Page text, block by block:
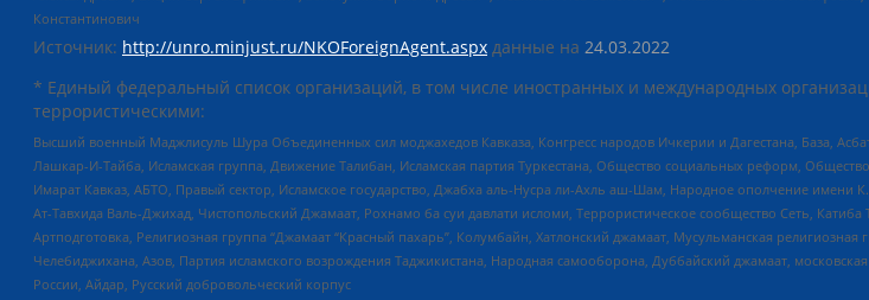
Константинович
Источник: http://unro.minjust.ru/NKOForeignAgent.aspx данные на 24.03.2022
* Единый федеральный список организаций, в том числе иностранных и международных
террористическими:
Высший военный Маджлисуль Шура Объединенных сил моджахедов Кавказа, Конгресс народов Ичкерии и Дагестана, База,
Лашкар-И-Тайба, Исламская группа, Движение Талибан, Исламская партия Туркестана, Общество социальных реформ,
Имарат Кавказ, АБТО, Правый сектор, Исламское государство, Джабха аль-Нусра ли-Ахль аш-Шам, Народное ополчение
Ат-Тавхида Валь-Джихад, Чистопольский Джамаат, Рохнамо ба суи давлати исломи, Террористическое сообщество Сеть,
Артподготовка, Религиозная группа “Джамаат “Красный пахарь”, Колумбайн, Хатлонский джамаат, Мусульманская
Челебиджихана, Азов, Партия исламского возрождения Таджикистана, Народная самооборона, Дуббайский джамаат,
России, Айдар, Русский добровольческий корпус